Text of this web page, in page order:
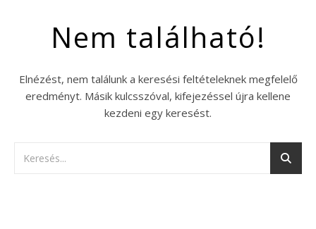
Nem található!
Elnézést, nem találunk a keresési feltételeknek megfelelő
eredményt. Másik kulcsszóval, kifejezéssel újra kellene
kezdeni egy keresést.